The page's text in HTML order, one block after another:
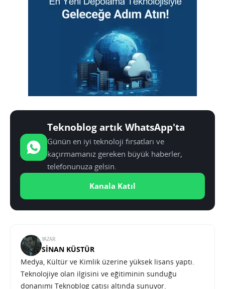
Teknoblog artık WhatsApp'ta
Günün en iyi teknoloji fırsatları ve
kaçırmamanız gereken büyük haberler,
telefonunuza gelsin.
Kanala Katıl
YAZAR:
SINAN KÜSTÜR
Medya, Kültür ve Kimlik üzerine yüksek lisans yaptı.
Teknolojiye olan ilgisini ve eğitiminin sunduğu
donanımı Teknoblog çatısı altında sunuyor.